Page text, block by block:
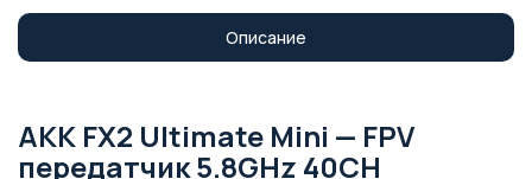
Описание
AKK FX2 Ultimate Mini — FPV
передатчик 5.8GHz 40CH